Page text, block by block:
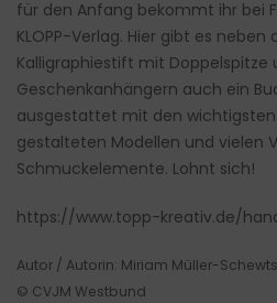
für den Anfang bekommt ihr bei
KLOPP-Verlag. Hier gibt es neben
Kalligraphiestift mit Doppelspitze
Geschenkanhängern auch ein
ausgestattet mit den wichtigsten
gestalteten Modellen und vielen
Schmuckelemente. Lohnt sich!
https://www.topp-kreativ.de/
Autor / Autorin: Miriam Müller-
© CVJM Westbund